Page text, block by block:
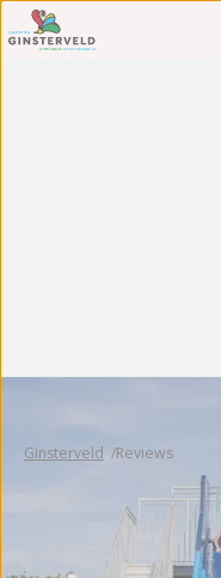
Ginsterveld Reviews